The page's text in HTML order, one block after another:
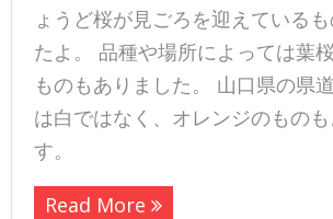
ょうど桜が見ごろを迎えている
たよ。 品種や場所によっては葉
ものもありました。 山口県の県
は白ではなく、オレンジのもの
す。
Read More